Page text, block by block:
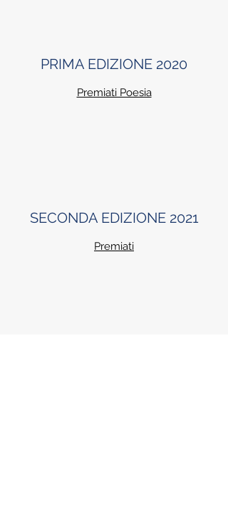
PRIMA EDIZIONE 2020
Premiati Poesia
SECONDA EDIZIONE 2021
Premiati